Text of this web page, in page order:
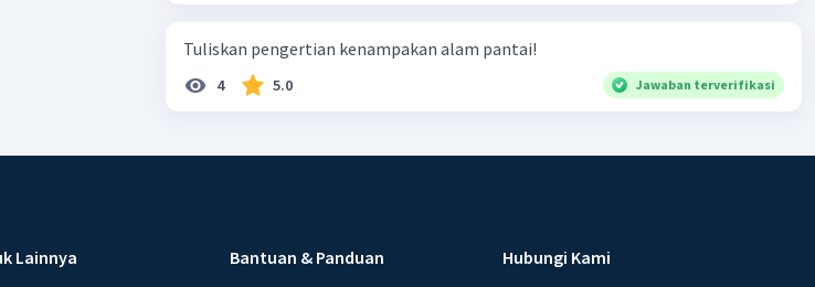
Tuliskan pengertian kenampakan alam pantai!
4 5.0 Jawaban terverifikasi
Lainnya Bantuan & Panduan Hubungi Kami